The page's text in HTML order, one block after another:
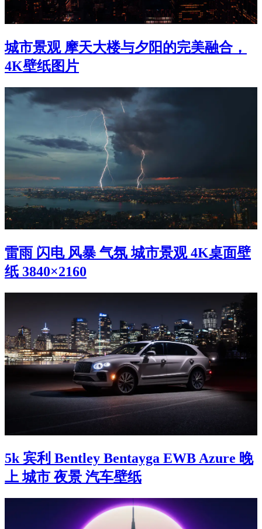
城市景观 摩天大楼与夕阳的完美融合，
4K壁纸图片
雷雨 闪电 风暴 气氛 城市景观 4K桌面壁
纸 3840×2160
5k 宾利 Bentley Bentayga EWB Azure 晚
上 城市 夜景 汽车壁纸